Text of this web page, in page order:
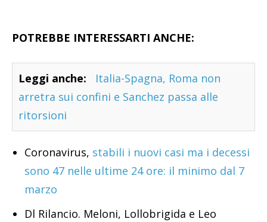
POTREBBE INTERESSARTI ANCHE:
Leggi anche:
Italia-Spagna, Roma non
arretra sui confini e Sanchez passa alle
ritorsioni
Coronavirus, stabili i nuovi casi ma i decessi
sono 47 nelle ultime 24 ore: il minimo dal 7
marzo
Dl Rilancio. Meloni, Lollobrigida e Leo